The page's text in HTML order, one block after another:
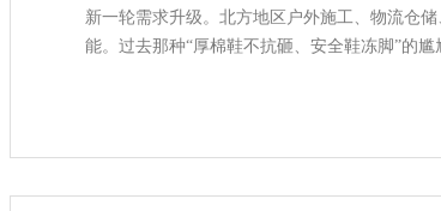
新一轮需求升级。北方地区户外施工、物流仓
能。过去那种“厚棉鞋不抗砸、安全鞋冻脚”的